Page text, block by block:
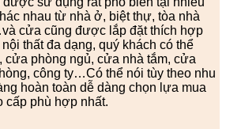
nhau từ nhà ở, biệt thự, tòa nhà
cửa cũng được lắp đặt thích hợp
thất đa dạng, quý khách có thể
cửa phòng ngủ, cửa nhà tắm, cửa
công ty…Có thể nói tùy theo nhu
hoàn toàn dễ dàng chọn lựa mua
cấp phù hợp nhất.